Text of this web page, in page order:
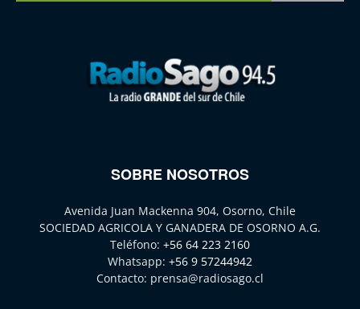
SOBRE NOSOTROS
Avenida Juan Mackenna 904, Osorno, Chile
SOCIEDAD AGRICOLA Y GANADERA DE OSORNO A.G.
Teléfono: +56 64 223 2160
Whatsapp: +56 9 57244942
Contacto: prensa@radiosago.cl